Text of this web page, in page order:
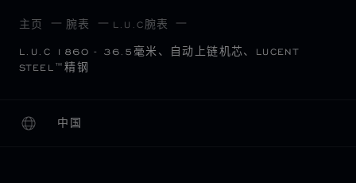
主页 腕表 L.U.C腕表
L.U.C 1860 - 36.5毫米、自动上链机芯、LUCENT
STEEL™精钢
中国
本地化（更改国家/地区）
更改国家/地区